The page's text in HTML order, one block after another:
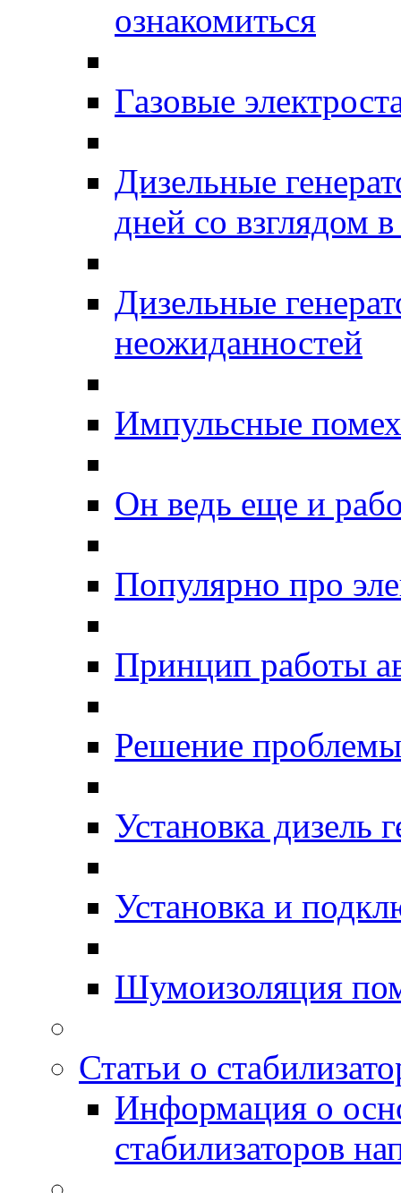
ознакомиться
Газовые
Дизельные
дней со взглядом
Дизельные
неожиданностей
Импульсные
Он ведь еще и
Популярно про
Принцип работы
Решение проблемы
Установка дизель
Установка и
Шумоизоляция
Статьи о
Информация о
стабилизаторов